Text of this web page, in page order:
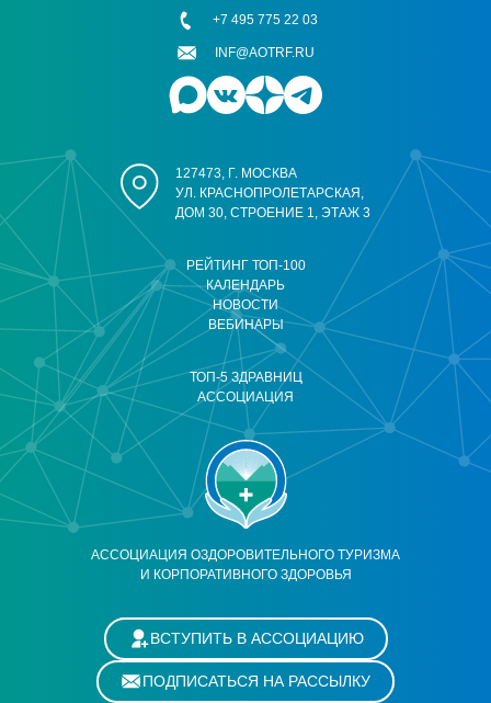
АССОЦИАЦИЯ ОЗДОРОВИТЕЛЬНОГО ТУРИЗМА
И КОРПОРАТИВНОГО ЗДОРОВЬЯ
РЕЙТИНГ ТОП-100
КАЛЕНДАРЬ
НОВОСТИ
ВЕБИНАРЫ
ТОП-5 ЗДРАВНИЦ
АССОЦИАЦИЯ
127473, Г. МОСКВА
УЛ. КРАСНОПРОЛЕТАРСКАЯ,
ДОМ 30, СТРОЕНИЕ 1, ЭТАЖ 3
+7 495 775 22 03
INF@AOTRF.RU
ВСТУПИТЬ В АССОЦИАЦИЮ
ПОДПИСАТЬСЯ НА РАССЫЛКУ